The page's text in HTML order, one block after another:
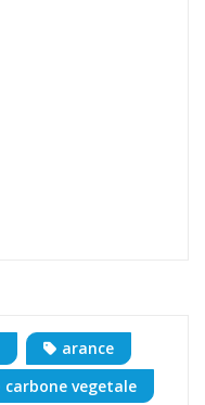
arance
carbone vegetale